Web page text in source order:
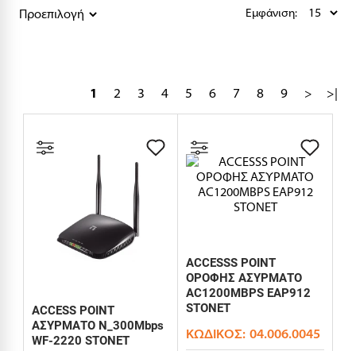
Εμφάνιση:
1 2 3 4 5 6 7 8 9 > >|
ACCESS POINT
ΑΣΥΡΜΑΤΟ N_300Mbps
WF-2220 STONET
ACCESSS POINT
ΟΡΟΦΗΣ ΑΣΥΡΜΑΤΟ
AC1200MBPS EAP912
STONET
ΚΩΔΙΚΌΣ: 04.006.0045